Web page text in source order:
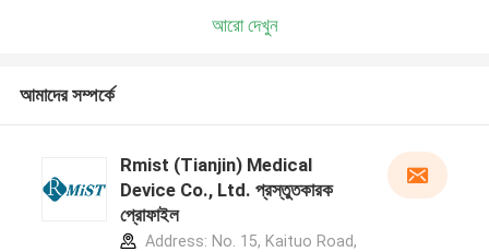
আরো দেখুন
আমাদের সম্পর্কে
Rmist (Tianjin) Medical
Device Co., Ltd. প্রস্তুতকারক
প্রোফাইল
Address: No. 15, Kaituo Road,